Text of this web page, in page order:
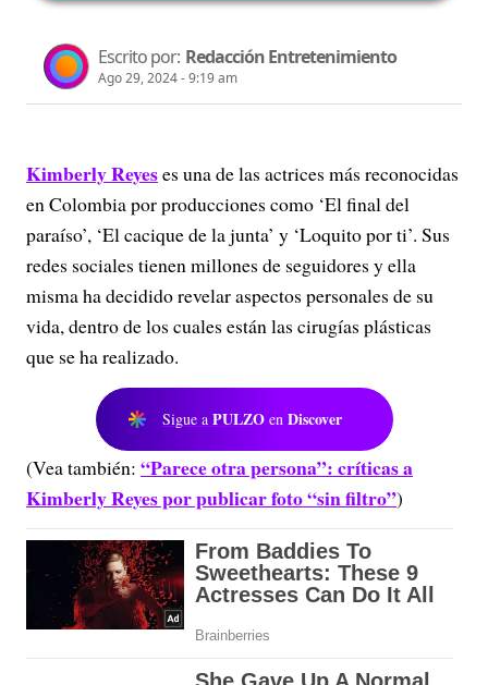
Escrito por: Redacción Entretenimiento
Ago 29, 2024 - 9:19 am
Kimberly Reyeses una de las actrices más reconocidas
en Colombia por producciones como ‘El final del
paraíso’, ‘El cacique de la junta’ y ‘Loquito por ti’. Sus
redes sociales tienen millones de seguidores y ella
misma ha decidido revelar aspectos personales de su
vida, dentro de los cuales están las cirugías plásticas
que se ha realizado.
Sigue a PULZO en Discover
(Vea también: “Parece otra persona”: críticas a
Kimberly Reyes por publicar foto “sin filtro”)